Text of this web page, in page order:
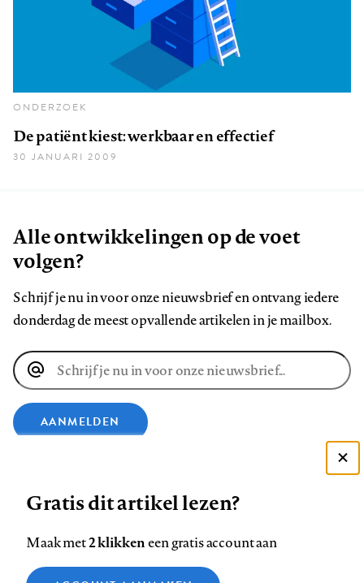
ONDERZOEK
De patiënt kiest: werkbaar en effectief
30 JANUARI 2009
Alle ontwikkelingen op de voet
volgen?
Schrijf je nu in voor onze nieuwsbrief en ontvang iedere
donderdag de meest opvallende artikelen in je mailbox.
E-
mailadres
AANMELDEN
ons
op
ons
ons
ons
ons
ons
Zie onze cookie policy
Gratis dit artikel lezen?
Maak met2 klikkeneen gratis account aan